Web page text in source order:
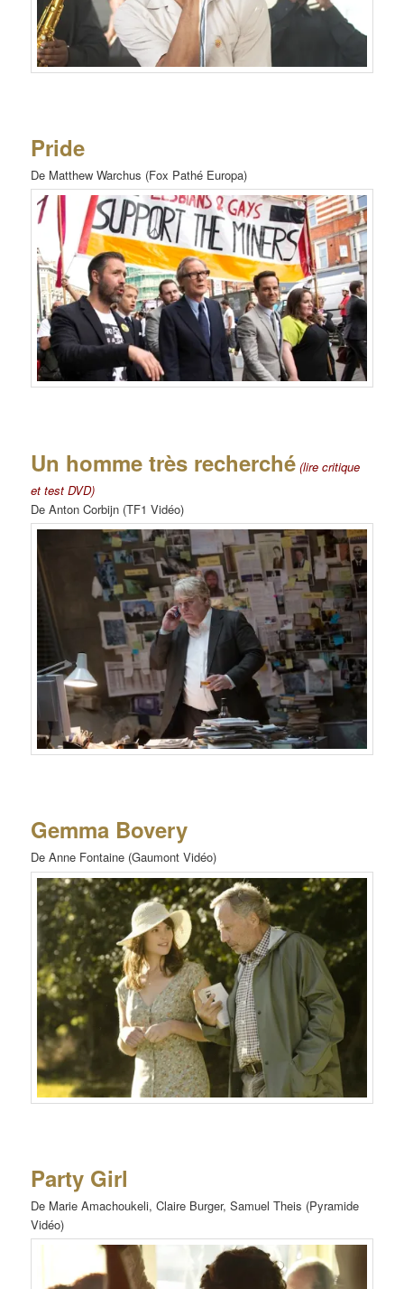
Pride
De Matthew Warchus (Fox Pathé Europa)
Un homme très recherché (lire critique
et test DVD)
De Anton Corbijn (TF1 Vidéo)
Gemma Bovery
De Anne Fontaine (Gaumont Vidéo)
Party Girl
De Marie Amachoukeli, Claire Burger, Samuel Theis (Pyramide
Vidéo)